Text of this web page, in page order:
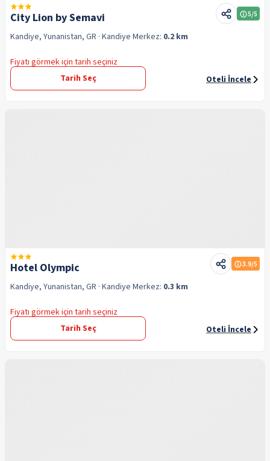
City Lion by Semavi 5/5
Kandiye, Yunanistan, GR · Kandiye Merkez: 0.2 km
Fiyatı görmek için tarih seçiniz
Tarih Seç
Oteli İncele
Hotel Olympic 3.9/5
Kandiye, Yunanistan, GR · Kandiye Merkez: 0.3 km
Fiyatı görmek için tarih seçiniz
Tarih Seç
Oteli İncele